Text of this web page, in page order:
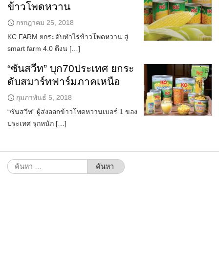
ข้าวโพดหวาน
กรกฎาคม 25, 2018
KC FARM ยกระดับทำไร่ข้าวโพดหวาน สู่
smart farm 4.0 ดึงน […]
“ซันสวีท” บุก70ประเทศ ยกระ
ดับสมาร์ทฟาร์มภาคเหนือ
กุมภาพันธ์ 5, 2018
“ซันสวีท” ผู้ส่งออกข้าวโพดหวานเบอร์ 1 ของ
ประเทศ รุกหนัก […]
ค้นหา
สำหรับ: